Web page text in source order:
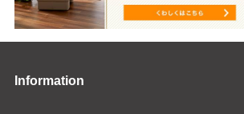
Information